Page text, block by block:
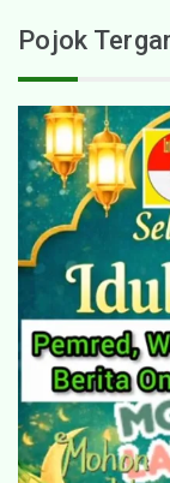
Pojok